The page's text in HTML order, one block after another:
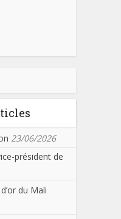
23/06/2026
président de
du Mali